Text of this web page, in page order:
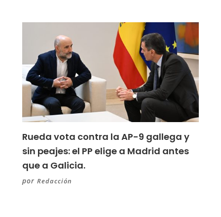
Rueda vota contra la AP-9 gallega y
sin peajes: el PP elige a Madrid antes
que a Galicia.
por Redacción